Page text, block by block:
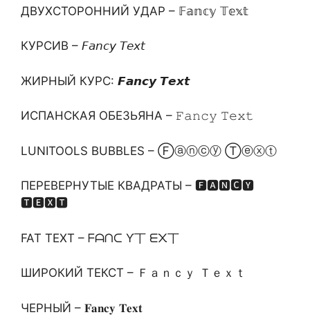
ДВУХСТОРОННИЙ УДАР – 𝔽𝕒𝕟𝕔𝕪 𝕋𝕖𝕩𝕥
КУРСИВ – 𝘍𝘢𝘯𝘤𝘺 𝘛𝘦𝘹𝘵
ЖИРНЫЙ КУРС: 𝙁𝙖𝙣𝙘𝙮 𝙏𝙚𝙭𝙩
ИСПАНСКАЯ ОБЕЗЬЯНА – 𝙵𝚊𝚗𝚌𝚢 𝚃𝚎𝚡𝚝
LUNITOOLS BUBBLES – Ⓕⓐⓝⓒⓨ Ⓣⓔⓧⓣ
ПЕРЕВЕРНУТЫЕ КВАДРАТЫ – 🅵🅰🅽🅲🆈
🆃🅴🆇🆃
FAT TEXT – ᖴᗩᑎᑕ Ƴ丅 ᗴ᙭丅
ШИРОКИЙ ТЕКСТ – Ｆａｎｃｙ Ｔｅｘｔ
ЧЕРНЫЙ – 𝐅𝐚𝐧𝐜𝐲 𝐓𝐞𝐱𝐭